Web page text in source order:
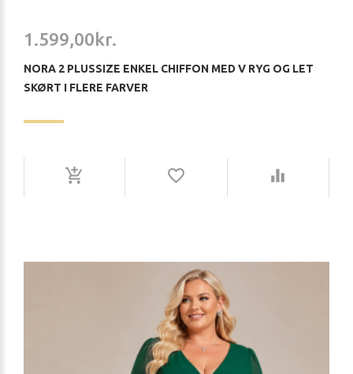
1.599,00kr.
NORA 2 PLUSSIZE ENKEL CHIFFON MED V RYG OG LET
SKØRT I FLERE FARVER